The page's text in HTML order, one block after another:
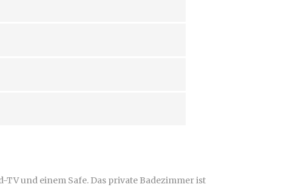
und einem Safe. Das private Badezimmer ist